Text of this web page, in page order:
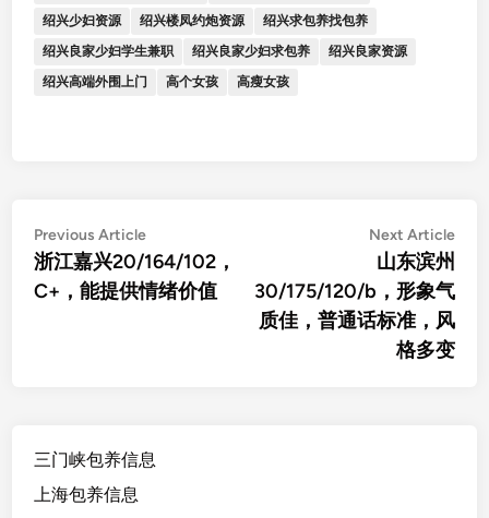
绍兴少妇资源
绍兴楼凤约炮资源
绍兴求包养找包养
绍兴良家少妇学生兼职
绍兴良家少妇求包养
绍兴良家资源
绍兴高端外围上门
高个女孩 高瘦女孩
文
章
导
Previous ArticlePrevious
article:
浙江嘉兴20/164/102，
C+，能提供情绪价值
Next Article
山东滨州
30/175/120/b，形象气
质佳，普通话标准，风
格多变
三门峡包养信息
上海包养信息